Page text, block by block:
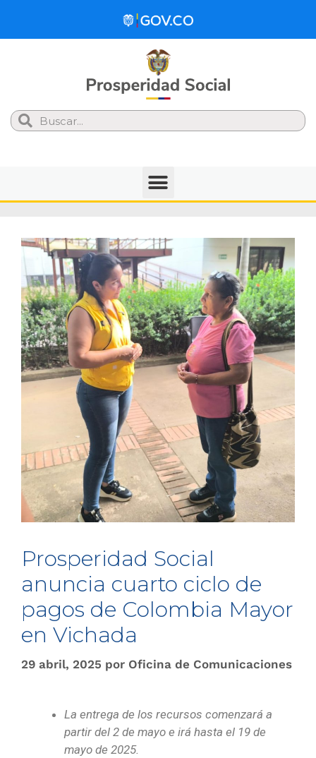
Search
Prosperidad Social
anuncia cuarto ciclo de
pagos de Colombia Mayor
en Vichada
29 abril, 2025 por Oficina de Comunicaciones
La entrega de los recursos comenzará a
partir del 2 de mayo e irá hasta el 19 de
mayo de 2025.